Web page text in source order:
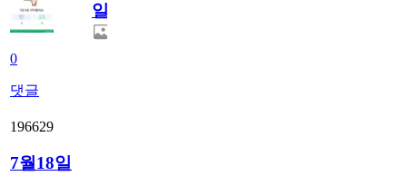
0
댓글
일
196629
7월18일